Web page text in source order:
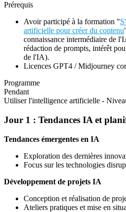
Prérequis
Avoir participé à la formation "
artificielle pour créer du contenu
connaissance intermédiaire de
rédaction de prompts, intérêt
de l'IA).
Licences GPT4 / Midjourney
Programme
Pendant
Utiliser l'intelligence artificielle -
Jour 1 : Tendances IA et
Tendances émergentes en IA
Exploration des dernières
Focus sur les technologies
Développement de projets IA
Conception et réalisation de
Ateliers pratiques et mise en